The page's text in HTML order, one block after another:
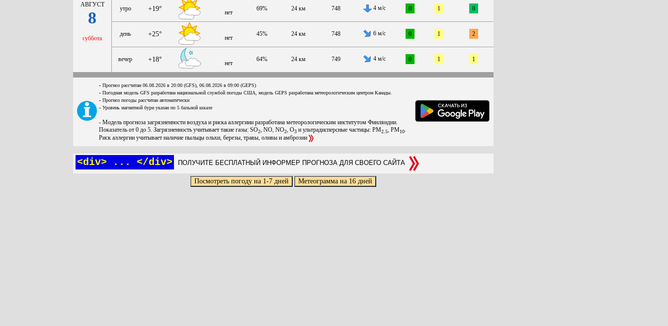
АВГУСТ
8
суббота
утро +19° нет
69% 24 км 748 4 м/с 0 1 0
день +25° нет
45% 24 км 748 6 м/с 0 1 2
вечер +18° нет
64% 24 км 749 4 м/с 0 1 1
- Прогноз рассчитан 06.08.2026 в 20:00 (GFS), 06.08.2026 в 09:00 (GEPS)
- Погодная модель GFS разработана национальной службой погоды США, модель GEPS разработана метеорологическим центром Канады.
- Прогноз погоды рассчитан автоматически
- Уровень магнитной бури указан по 5 бальной шкале
- Модель прогноза загрязненности воздуха и риска аллергиии разработана метеорологическим институтом Финляндии.
Показатель от 0 до 5. Загрязненность учитывает такие газы: SO2 , NO, NO2 , O3 и ультрадисперсные частицы: PM2.5 , PM10
Риск аллергии учитывает наличие пыльцы ольхи, березы, травы, оливы и амброзии
<div> ... </div> ПОЛУЧИТЕ БЕСПЛАТНЫЙ ИНФОРМЕР ПРОГНОЗА ДЛЯ СВОЕГО САЙТА